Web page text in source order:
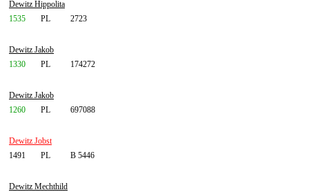
Dewitz Hippolita
1535
PL 2723
Dewitz Jakob
1330
PL 174272
Dewitz Jakob
1260
PL 697088
Dewitz Jobst
1491
PL B 5446
Dewitz Mechthild